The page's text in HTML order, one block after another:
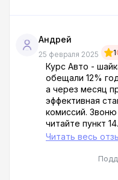
Андрей
25 февраля 2025 1
Курс Авто -
обещали 12%
а через месяц
эффективная
комиссий.
читайте пункт
оказывается,
Приезжаю в
Читать весь